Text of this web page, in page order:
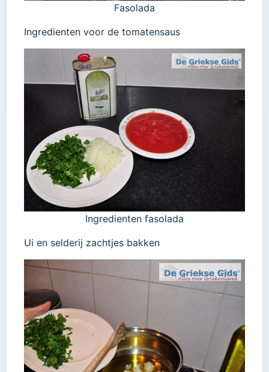
Fasolada
Ingredienten voor de tomatensaus
Ingredienten fasolada
Ui en selderij zachtjes bakken